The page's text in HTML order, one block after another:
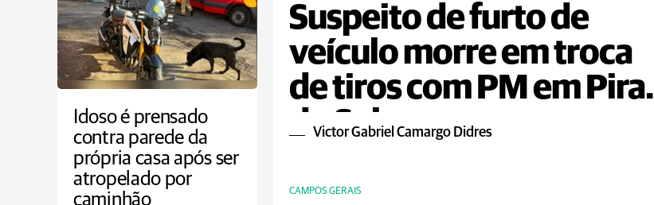
Suspeito de furto de
veículo morre em troca
de tiros com PM em Piraí
do Sul
Victor Gabriel Camargo Didres
CAMPOS GERAIS
Idoso é prensado
contra parede da
própria casa após ser
atropelado por
caminhão